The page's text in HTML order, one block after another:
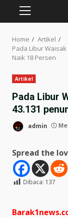
PRIMARY
MENU
Home
Artikel
Pada Libur
Naik 18 Persen
Artikel
Pada Libur
43.131
admin
Spread the
Dibaca: 137